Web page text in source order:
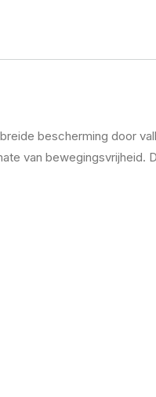
bescherming door
van bewegingsvrijheid.